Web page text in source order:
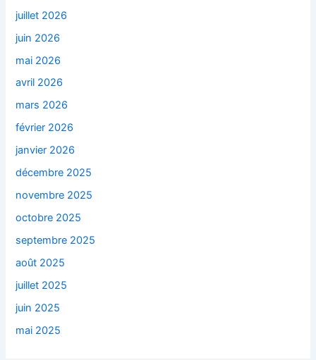
juillet 2026
juin 2026
mai 2026
avril 2026
mars 2026
février 2026
janvier 2026
décembre 2025
novembre 2025
octobre 2025
septembre 2025
août 2025
juillet 2025
juin 2025
mai 2025